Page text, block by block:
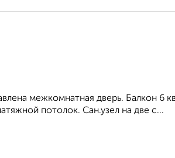
межкомнатная дверь. Балкон 6
потолок. Сан.узел на две с...